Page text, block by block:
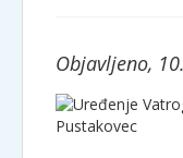
Objavljeno,